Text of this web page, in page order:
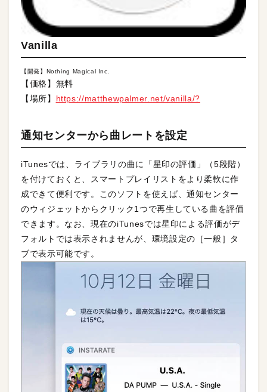
Vanilla
【開発】Nothing Magical Inc.
【価格】無料
【場所】 https://matthewpalmer.net/vanilla/?
通知センターから曲レートを設定
iTunesでは、ライブラリの曲に「星印の評価」（5段階）
を付けておくと、スマートプレイリストをより柔軟に作
成できて便利です。このソフトを使えば、通知センター
のウィジェットからクリック1つで再生している曲を評価
できます。なお、現在のiTunesでは星印による評価がデ
フォルトでは表示されませんが、環境設定の［一般］タ
ブで表示可能です。